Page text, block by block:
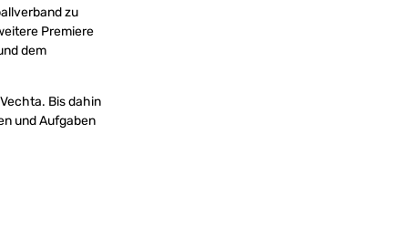
zu
Premiere
dem
Bis dahin
und Aufgaben